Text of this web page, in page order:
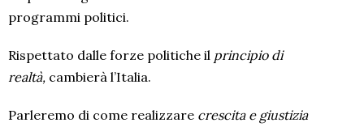
programmi politici.
Rispettato dalle forze politiche il principio di
realtà, cambierà l’Italia.
Parleremo di come realizzare crescita e giustizia